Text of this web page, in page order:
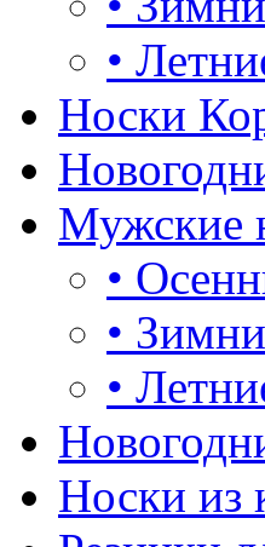
•
Носки
Мужские
•
•
•
Носки из